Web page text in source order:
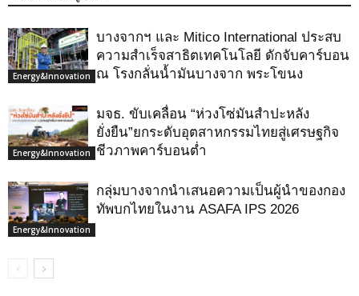
Energy&Innovation
บางจากฯ และ Mitico International ประสบ
ความสำเร็จสาธิตเทคโนโลยี ดักจับคาร์บอน
ณ โรงกลั่นน้ำมันบางจาก พระโขนง
Energy&Innovation
มจธ. ขับเคลื่อน “ห่วงโซ่มันสำปะหลัง
ยั่งยืน”ยกระดับอุตสาหกรรมไทยสู่เศรษฐกิจ
ชีวภาพคาร์บอนต่ำ
Energy&Innovation
กลุ่มบางจากนำเสนอความเป็นผู้นำของกอง
ทัพบกไทยในงาน ASAFA IPS 2026